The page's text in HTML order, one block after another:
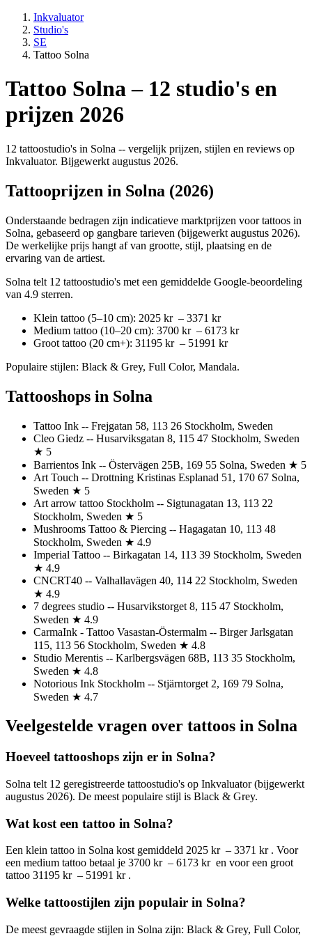
Inkvaluator
Studio's
SE
Tattoo Solna
Tattoo Solna – 12 studio's en
prijzen 2026
12 tattoostudio's in Solna -- vergelijk prijzen, stijlen en reviews op
Inkvaluator. Bijgewerkt augustus 2026.
Tattooprijzen in Solna (2026)
Onderstaande bedragen zijn indicatieve marktprijzen voor tattoos in
Solna, gebaseerd op gangbare tarieven (bijgewerkt augustus 2026).
De werkelijke prijs hangt af van grootte, stijl, plaatsing en de
ervaring van de artiest.
Solna telt 12 tattoostudio's met een gemiddelde Google-beoordeling
van 4.9 sterren.
Klein tattoo (5–10 cm): 2025 kr – 3371 kr
Medium tattoo (10–20 cm): 3700 kr – 6173 kr
Groot tattoo (20 cm+): 31195 kr – 51991 kr
Populaire stijlen: Black & Grey, Full Color, Mandala.
Tattooshops in Solna
Tattoo Ink -- Frejgatan 58, 113 26 Stockholm, Sweden
Cleo Giedz -- Husarviksgatan 8, 115 47 Stockholm, Sweden
★ 5
Barrientos Ink -- Östervägen 25B, 169 55 Solna, Sweden ★ 5
Art Touch -- Drottning Kristinas Esplanad 51, 170 67 Solna,
Sweden ★ 5
Art arrow tattoo Stockholm -- Sigtunagatan 13, 113 22
Stockholm, Sweden ★ 5
Mushrooms Tattoo & Piercing -- Hagagatan 10, 113 48
Stockholm, Sweden ★ 4.9
Imperial Tattoo -- Birkagatan 14, 113 39 Stockholm, Sweden
★ 4.9
CNCRT40 -- Valhallavägen 40, 114 22 Stockholm, Sweden
★ 4.9
7 degrees studio -- Husarvikstorget 8, 115 47 Stockholm,
Sweden ★ 4.9
CarmaInk - Tattoo Vasastan-Östermalm -- Birger Jarlsgatan
115, 113 56 Stockholm, Sweden ★ 4.8
Studio Merentis -- Karlbergsvägen 68B, 113 35 Stockholm,
Sweden ★ 4.8
Notorious Ink Stockholm -- Stjärntorget 2, 169 79 Solna,
Sweden ★ 4.7
Veelgestelde vragen over tattoos in Solna
Hoeveel tattooshops zijn er in Solna?
Solna telt 12 geregistreerde tattoostudio's op Inkvaluator (bijgewerkt
augustus 2026). De meest populaire stijl is Black & Grey.
Wat kost een tattoo in Solna?
Een klein tattoo in Solna kost gemiddeld 2025 kr – 3371 kr . Voor
een medium tattoo betaal je 3700 kr – 6173 kr en voor een groot
tattoo 31195 kr – 51991 kr .
Welke tattoostijlen zijn populair in Solna?
De meest gevraagde stijlen in Solna zijn: Black & Grey, Full Color,